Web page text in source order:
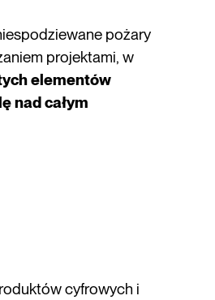
pożary
projektami, w
elementów
nad całym
cyfrowych i